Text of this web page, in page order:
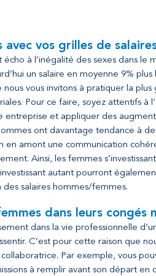
avec vos grilles de
à l’inégalité des sexes dans le
un salaire en moyenne 9%
vous invitons à pratiquer la plus
Pour ce faire, soyez attentifs à
entreprise et appliquer des
ont davantage tendance à
amont une communication
Ainsi, les femmes
autant pourront
salaires hommes/femmes.
dans leurs congés
dans la vie professionnelle
C’est pour cette raison que
Par exemple, vous
à remplir avant son départ